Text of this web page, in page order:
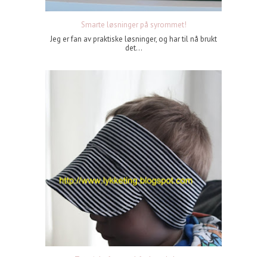
Smarte løsninger på syrommet!
Jeg er fan av praktiske løsninger, og har til nå brukt
det...